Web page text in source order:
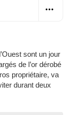
sont un jour
de l’or dérobé
propriétaire, va
durant deux